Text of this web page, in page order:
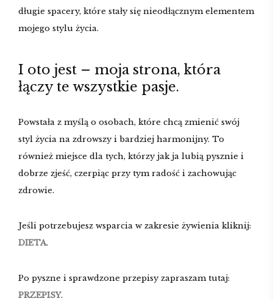
długie spacery, które stały się nieodłącznym elementem
mojego stylu życia.
I oto jest – moja strona, która
łączy te wszystkie pasje.
Powstała z myślą o osobach, które chcą zmienić swój
styl życia na zdrowszy i bardziej harmonijny. To
również miejsce dla tych, którzy jak ja lubią pysznie i
dobrze zjeść, czerpiąc przy tym radość i zachowując
zdrowie.
Jeśli potrzebujesz wsparcia w zakresie żywienia kliknij:
DIETA.
Po pyszne i sprawdzone przepisy zapraszam tutaj:
PRZEPISY.